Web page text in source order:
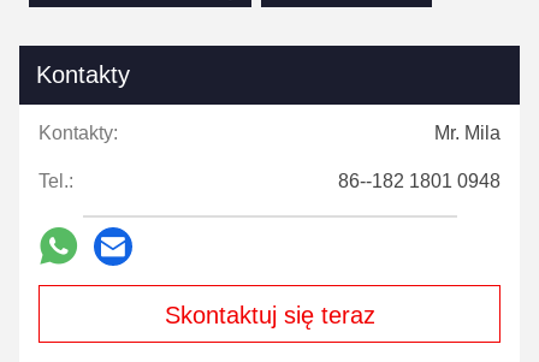
Kontakty
Kontakty: Mr. Mila
Tel.: 86--182 1801 0948
Skontaktuj się teraz